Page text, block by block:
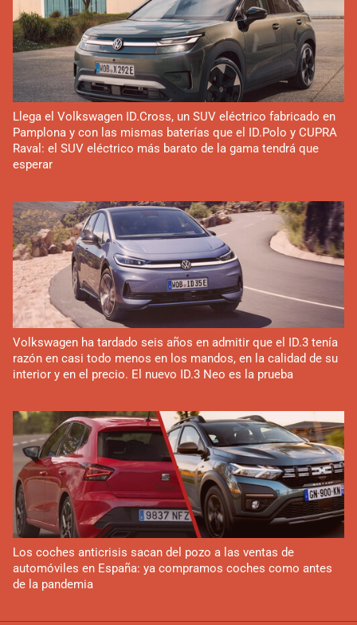
Llega el Volkswagen ID.Cross, un SUV eléctrico fabricado en
Pamplona y con las mismas baterías que el ID.Polo y CUPRA
Raval: el SUV eléctrico más barato de la gama tendrá que
esperar
Volkswagen ha tardado seis años en admitir que el ID.3 tenía
razón en casi todo menos en los mandos, en la calidad de su
interior y en el precio. El nuevo ID.3 Neo es la prueba
Los coches anticrisis sacan del pozo a las ventas de
automóviles en España: ya compramos coches como antes
de la pandemia